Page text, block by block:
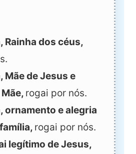
Rainha dos céus,
Mãe de Jesus e
rogai por nós.
ornamento e alegria
rogai por nós.
legítimo de Jesus,